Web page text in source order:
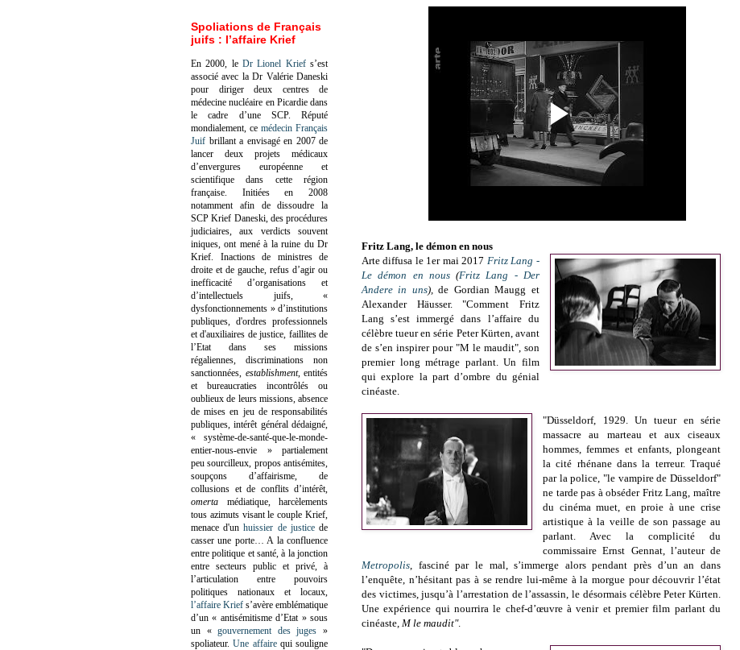
Fritz Lang, le démon en nous
Arte diffusa le 1er mai 2017 Fritz Lang -
Le démon en nous(Fritz Lang - Der
Andere in uns),de Gordian Maugg et
Alexander Häusser. "Comment Fritz
Lang s’est immergé dans l’affaire du
célèbre tueur en série Peter Kürten, avant
de s’en inspirer pour "M le maudit", son
premier long métrage parlant. Un film
qui explore la part d’ombre du génial
cinéaste.
"Düsseldorf, 1929. Un tueur en série
massacre au marteau et aux ciseaux
hommes, femmes et enfants, plongeant
la cité rhénane dans la terreur. Traqué
par la police, "le vampire de Düsseldorf"
ne tarde pas à obséder Fritz Lang, maître
du cinéma muet, en proie à une crise
artistique à la veille de son passage au
parlant. Avec la complicité du
commissaire Ernst Gennat, l’auteur de
Metropolis, fasciné par le mal, s’immerge alors pendant près d’un an dans
l’enquête, n’hésitant pas à se rendre lui-même à la morgue pour découvrir l’état
des victimes, jusqu’à l’arrestation de l’assassin, le désormais célèbre Peter Kürten.
Une expérience qui nourrira le chef-d’œuvre à venir et premier film parlant du
cinéaste, M le maudit".
Spoliations de Français
juifs : l’affaire Krief
En 2000, le Dr Lionel Kriefs’est
associé avec la Dr Valérie Daneski
pour diriger deux centres de
médecine nucléaire en Picardie dans
le cadre d’une SCP. Réputé
mondialement, ce médecin Français
Juif brillant a envisagé en 2007 de
lancer deux projets médicaux
d’envergures européenne et
scientifique dans cette région
française. Initiées en 2008
notamment afin de dissoudre la
SCP Krief Daneski, des procédures
judiciaires, aux verdicts souvent
iniques, ont mené à la ruine du Dr
Krief. Inactions de ministres de
droite et de gauche, refus d’agir ou
inefficacité d’organisations et
d’intellectuels juifs, «
dysfonctionnements » d’institutions
publiques, d'ordres professionnels
et d'auxiliaires de justice, faillites de
l’Etat dans ses missions
régaliennes, discriminations non
sanctionnées, establishment, entités
et bureaucraties incontrôlés ou
oublieux de leurs missions, absence
de mises en jeu de responsabilités
publiques, intérêt général dédaigné,
« système-de-santé-que-le-monde-
entier-nous-envie » partialement
peu sourcilleux, propos antisémites,
soupçons d’affairisme, de
collusions et de conflits d’intérêt,
omerta médiatique, harcèlements
tous azimuts visant le couple Krief,
menace d'unhuissier de justicede
casser une porte… A la confluence
entre politique et santé, à la jonction
entre secteurs public et privé, à
l’articulation entre pouvoirs
politiques nationaux et locaux,
l’affaire Krief s’avère emblématique
d’un « antisémitisme d’Etat » sous
un «gouvernement des juges »
spoliateur.Une affairequi souligne